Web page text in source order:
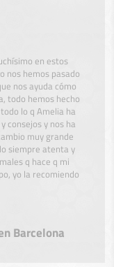
en estos
nos hemos pasado
nos ayuda cómo
todo hemos hecho
lo q Amelia ha
consejos y nos ha
muy grande
siempre atenta y
q hace q mi
yo la recomiendo
Barcelona